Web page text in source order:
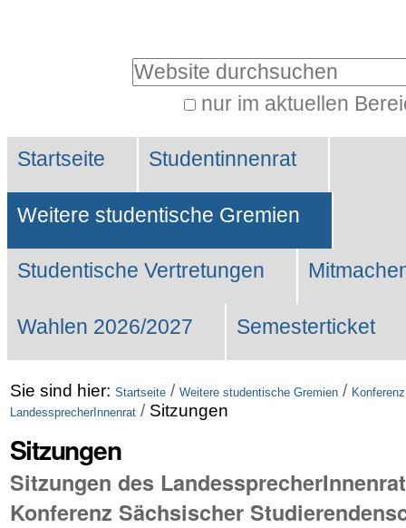
Website durchsuchen
nur im aktuellen
Suche…
Sektionen
Startseite Studentinnenrat
Weitere studentische Gremien
Studentische Vertretungen
Wahlen 2026/2027 Semesterticket
Sie sind hier: Startseite / Weitere studentische Gremien /
LandessprecherInnenrat / Sitzungen
Sitzungen
Sitzungen des
Konferenz Sächsischer